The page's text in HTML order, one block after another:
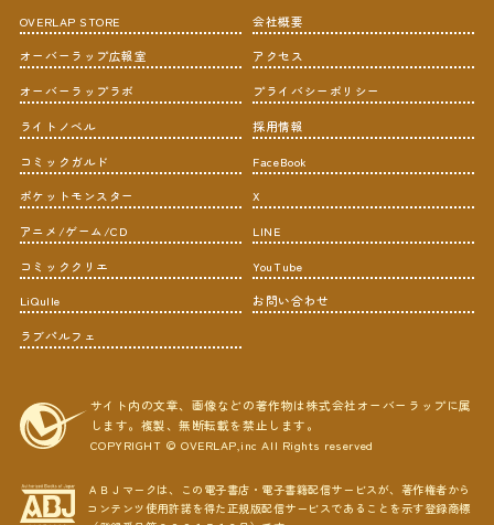
OVERLAP STORE
オーバーラップ広報室
オーバーラップラボ
ライトノベル
コミックガルド
ポケットモンスター
アニメ/ゲーム/CD
コミッククリエ
LiQulle
ラブパルフェ
会社概要
アクセス
プライバシーポリシー
採用情報
FaceBook
X
LINE
YouTube
お問い合わせ
サイト内の文章、画像などの著作物は株式会社オーバーラップに属
します。複製、無断転載を禁止します。
COPYRIGHT © OVERLAP,inc All Rights reserved
ＡＢＪマークは、この電子書店・電子書籍配信サービスが、著作権者から
コンテンツ使用許諾を得た正規版配信サービスであることを示す登録商標